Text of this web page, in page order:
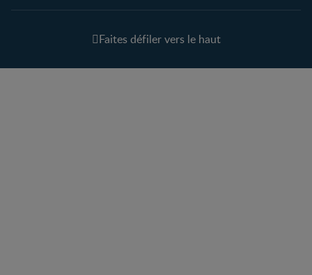
Faites défiler vers le haut